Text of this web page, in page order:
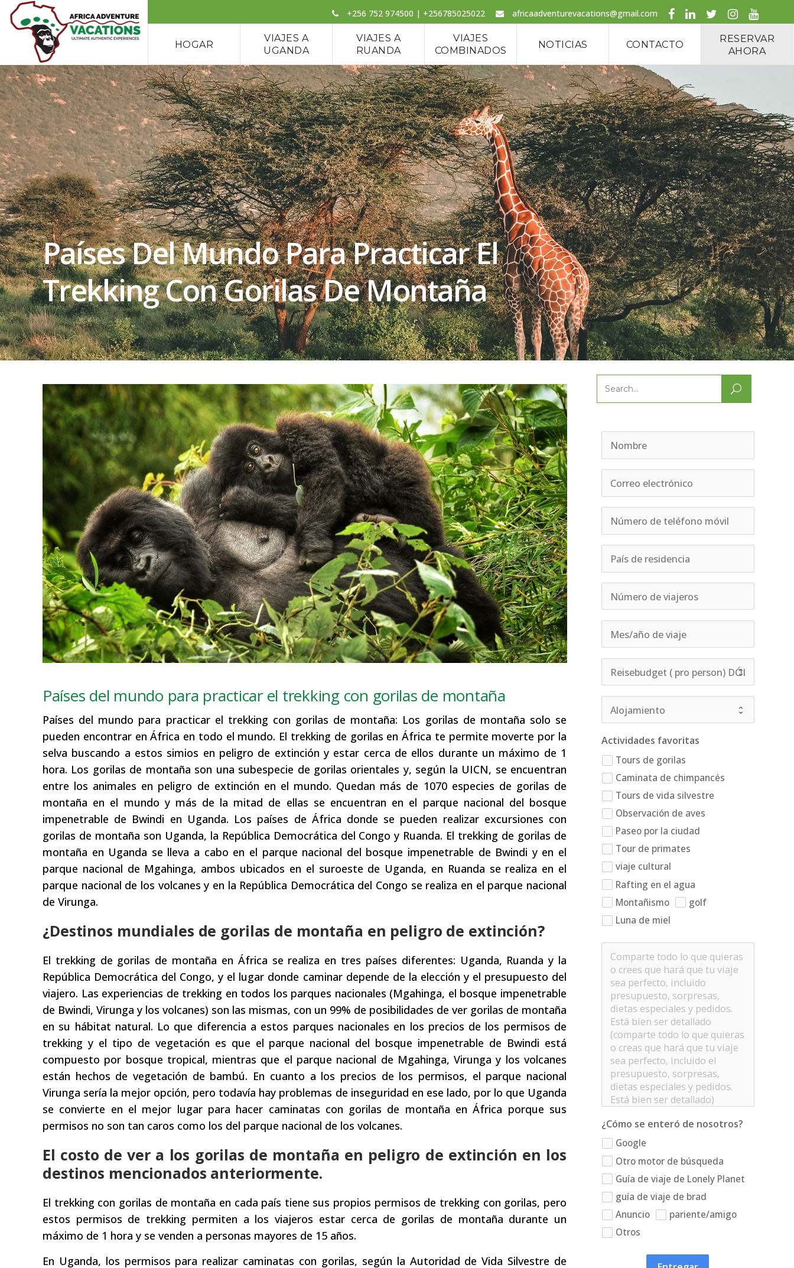
+256 752 974500 | +256785025022 africaadventurevacations@gmail.com
HOGAR
VIAJES A
UGANDA
VIAJES A
RUANDA
VIAJES
COMBINADOS
NOTICIAS CONTACTO
RESERVAR
AHORA
Países Del Mundo Para Practicar El
Trekking Con Gorilas De Montaña
Países del mundo para practicar el trekking con gorilas de montaña
Países del mundo para practicar el trekking con gorilas de montaña: Los gorilas de montaña solo se
pueden encontrar en África en todo el mundo. El trekking de gorilas en África te permite moverte por la
selva buscando a estos simios en peligro de extinción y estar cerca de ellos durante un máximo de 1
hora. Los gorilas de montaña son una subespecie de gorilas orientales y, según la UICN, se encuentran
entre los animales en peligro de extinción en el mundo. Quedan más de 1070 especies de gorilas de
montaña en el mundo y más de la mitad de ellas se encuentran en el parque nacional del bosque
impenetrable de Bwindi en Uganda. Los países de África donde se pueden realizar excursiones con
gorilas de montaña son Uganda, la República Democrática del Congo y Ruanda. El trekking de gorilas de
montaña en Uganda se lleva a cabo en el parque nacional del bosque impenetrable de Bwindi y en el
parque nacional de Mgahinga, ambos ubicados en el suroeste de Uganda, en Ruanda se realiza en el
parque nacional de los volcanes y en la República Democrática del Congo se realiza en el parque nacional
de Virunga.
¿Destinos mundiales de gorilas de montaña en peligro de extinción?
El trekking de gorilas de montaña en África se realiza en tres países diferentes: Uganda, Ruanda y la
República Democrática del Congo, y el lugar donde caminar depende de la elección y el presupuesto del
viajero. Las experiencias de trekking en todos los parques nacionales (Mgahinga, el bosque impenetrable
de Bwindi, Virunga y los volcanes) son las mismas, con un 99% de posibilidades de ver gorilas de montaña
en su hábitat natural. Lo que diferencia a estos parques nacionales en los precios de los permisos de
trekking y el tipo de vegetación es que el parque nacional del bosque impenetrable de Bwindi está
compuesto por bosque tropical, mientras que el parque nacional de Mgahinga, Virunga y los volcanes
están hechos de vegetación de bambú. En cuanto a los precios de los permisos, el parque nacional
Virunga sería la mejor opción, pero todavía hay problemas de inseguridad en ese lado, por lo que Uganda
se convierte en el mejor lugar para hacer caminatas con gorilas de montaña en África porque sus
permisos no son tan caros como los del parque nacional de los volcanes.
El costo de ver a los gorilas de montaña en peligro de extinción en los
destinos mencionados anteriormente.
El trekking con gorilas de montaña en cada país tiene sus propios permisos de trekking con gorilas, pero
estos permisos de trekking permiten a los viajeros estar cerca de gorilas de montaña durante un
máximo de 1 hora y se venden a personas mayores de 15 años.
En Uganda, los permisos para realizar caminatas con gorilas, según la Autoridad de Vida Silvestre de
Search
Actividades favoritas
Tours de gorilas
Caminata de chimpancés
Tours de vida silvestre
Observación de aves
Paseo por la ciudad
Tour de primates
viaje cultural
Rafting en el agua
Montañismo
golf
Luna de miel
¿Cómo se enteró de nosotros?
Google
Otro motor de búsqueda
Guía de viaje de Lonely Planet
guía de viaje de brad
Anuncio
pariente/amigo
Otros